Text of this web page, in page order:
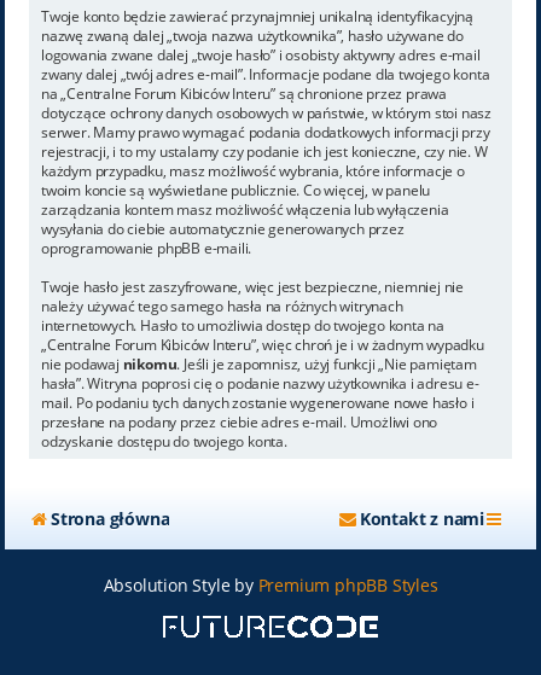
Twoje konto będzie zawierać przynajmniej unikalną identyfikacyjną
nazwę zwaną dalej „twoja nazwa użytkownika”, hasło używane do
logowania zwane dalej „twoje hasło” i osobisty aktywny adres e-mail
zwany dalej „twój adres e-mail”. Informacje podane dla twojego konta
na „Centralne Forum Kibiców Interu” są chronione przez prawa
dotyczące ochrony danych osobowych w państwie, w którym stoi nasz
serwer. Mamy prawo wymagać podania dodatkowych informacji przy
rejestracji, i to my ustalamy czy podanie ich jest konieczne, czy nie. W
każdym przypadku, masz możliwość wybrania, które informacje o
twoim koncie są wyświetlane publicznie. Co więcej, w panelu
zarządzania kontem masz możliwość włączenia lub wyłączenia
wysyłania do ciebie automatycznie generowanych przez
oprogramowanie phpBB e-maili.
Twoje hasło jest zaszyfrowane, więc jest bezpieczne, niemniej nie
należy używać tego samego hasła na różnych witrynach
internetowych. Hasło to umożliwia dostęp do twojego konta na
„Centralne Forum Kibiców Interu”, więc chroń je i w żadnym wypadku
nie podawaj nikomu. Jeśli je zapomnisz, użyj funkcji „Nie pamiętam
hasła”. Witryna poprosi cię o podanie nazwy użytkownika i adresu e-
mail. Po podaniu tych danych zostanie wygenerowane nowe hasło i
przesłane na podany przez ciebie adres e-mail. Umożliwi ono
odzyskanie dostępu do twojego konta.
Strona główna Kontakt z nami
Absolution Style by Premium phpBB Styles